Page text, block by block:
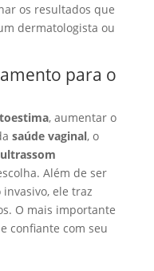
os resultados que
dermatologista ou
para o
, aumentar o
saúde vaginal, o
ultrassom
Além de ser
ele traz
O mais importante
confiante com seu